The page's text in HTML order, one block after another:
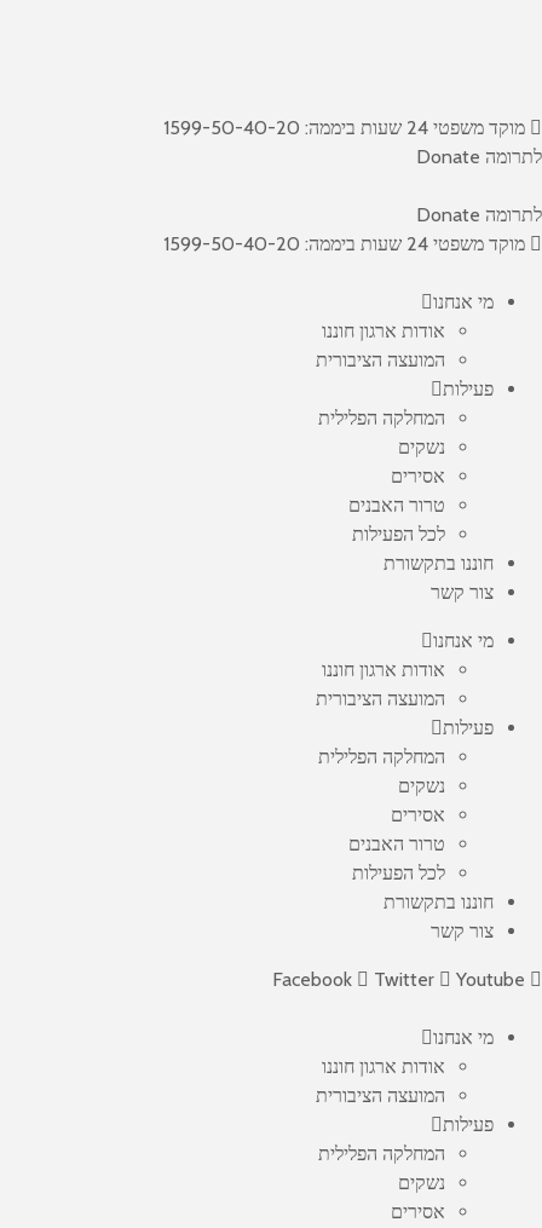
מוקד משפטי 24 שעות ביממה: 1599-50-40-20
לתרומה Donate
לתרומה Donate
מוקד משפטי 24 שעות ביממה: 1599-50-40-20
מי אנחנו
אודות ארגון חוננו
המועצה הציבורית
פעילות
המחלקה הפלילית
נשקים
אסירים
טרור האבנים
לכל הפעילות
חוננו בתקשורת
צור קשר
מי אנחנו
אודות ארגון חוננו
המועצה הציבורית
פעילות
המחלקה הפלילית
נשקים
אסירים
טרור האבנים
לכל הפעילות
חוננו בתקשורת
צור קשר
Facebook Twitter Youtube
מי אנחנו
אודות ארגון חוננו
המועצה הציבורית
פעילות
המחלקה הפלילית
נשקים
אסירים